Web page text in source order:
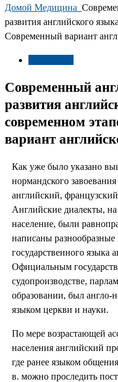
Домой Медицина
развития английского
Современный вариант
Современный
развития
современном
вариант
Как уже было указано
нормандского
английский,
Английские диалекты,
население, были
написаны разнообразные
государственного языка
Официальным
судопроизводстве,
образовании, был
языком церкви и науки.
По мере возрастающей
населения английский
где ранее языком
в. можно проследить